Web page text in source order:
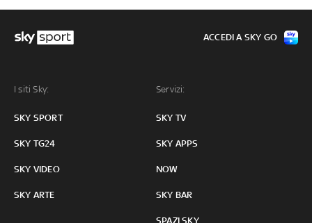
I siti Sky:
SKY SPORT
SKY TG24
SKY VIDEO
SKY ARTE
Servizi:
SKY TV
SKY APPS
NOW
SKY BAR
SPAZI SKY
ACCEDI A SKY GO